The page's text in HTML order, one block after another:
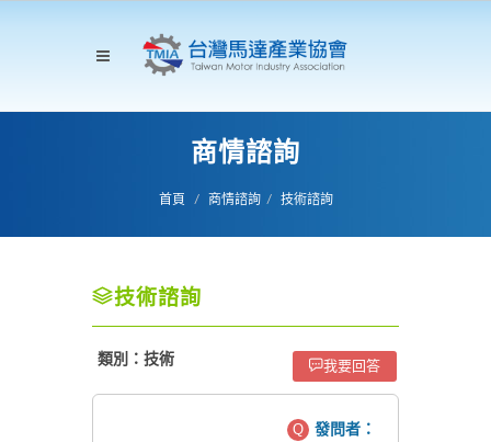
商情諮詢
首頁 商情諮詢 技術諮詢
技術諮詢
類別：技術 我要回答
Q
發問者：